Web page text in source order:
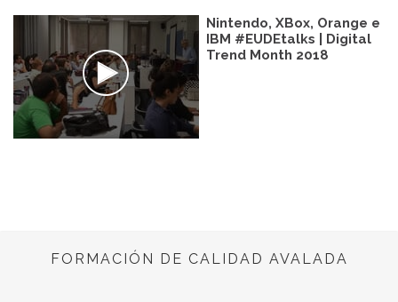
Nintendo, XBox, Orange e
IBM #EUDEtalks | Digital
Trend Month 2018
FORMACIÓN DE CALIDAD AVALADA